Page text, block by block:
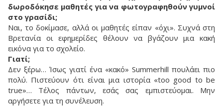
δωροδόκησε μαθητές για να φωτογραφηθούν γυμνοί
στο γρασίδι;
Ναι, το δοκίμασε, αλλά οι μαθητές είπαν «όχι». Συχνά στη
Βρετανία οι εφημερίδες θέλουν να βγάζουν μια κακή
εικόνα για το σχολείο.
Γιατί;
Δεν ξέρω… Ίσως γιατί ένα «κακό» Summerhill πουλάει πιο
πολύ. Πιστεύουν ότι είναι μια ιστορία «too good to be
true»… Τέλος πάντων, εσάς σας εμπιστεύομαι. Μην
αργήσετε για τη συνέλευση.